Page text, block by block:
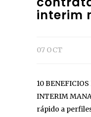
interim
07 OCT
10
INTERIM
rápido a